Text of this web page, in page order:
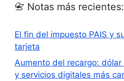
📇 Notas más recientes:
El fin del impuesto PAIS y
tarjeta
Aumento del recargo:
y servicios digitales más